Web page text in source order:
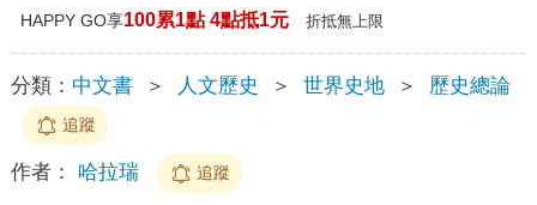
HAPPY GO享100累1點 4點抵1元 折抵無上限
分類： 中文書 ＞ 人文歷史 ＞ 世界史地 ＞ 歷史總論
追蹤
作者： 哈拉瑞 追蹤